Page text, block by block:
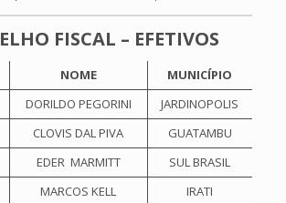
FISCAL – EFETIVOS
NOME
MUNICÍPIO
DORILDO PEGORINI
JARDINOPOLIS
CLOVIS DAL PIVA
GUATAMBU
EDER MARMITT
SUL BRASIL
MARCOS KELL
IRATI